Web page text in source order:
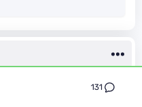
131
de FC 4 s’était passé